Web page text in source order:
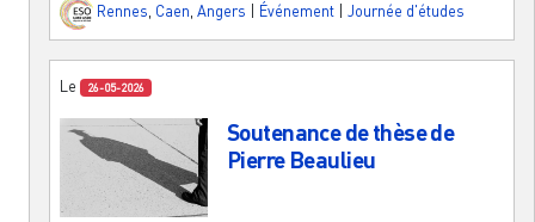
Rennes, Caen, Angers Événement Journée d'études
Le 26-05-2026
Soutenance de thèse de
Pierre Beaulieu